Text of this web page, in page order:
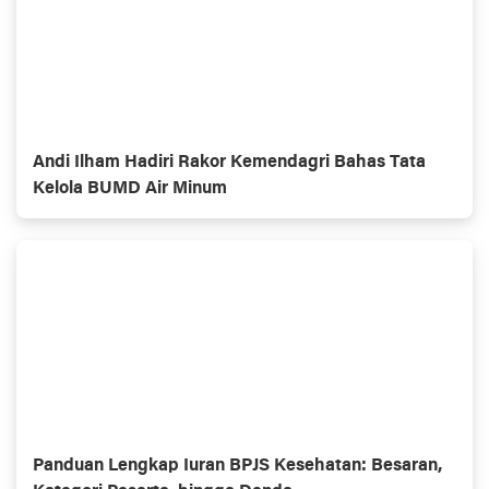
Andi Ilham Hadiri Rakor Kemendagri Bahas Tata
Kelola BUMD Air Minum
Panduan Lengkap Iuran BPJS Kesehatan: Besaran,